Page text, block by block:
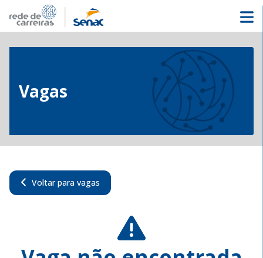
Vagas
Voltar para vagas